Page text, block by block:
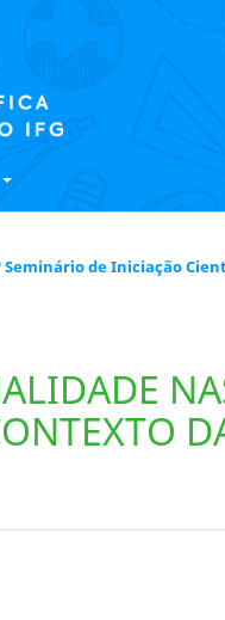
Seminário de Iniciação